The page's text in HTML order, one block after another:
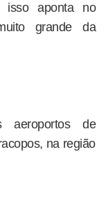
isso aponta no
grande da
aeroportos de
na região